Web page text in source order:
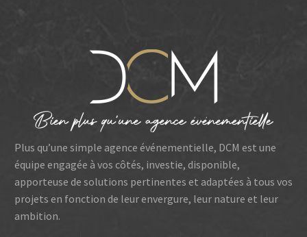
marque et responsabilité
marché. Une exécution
sans faille, saluée par des
retours positifs et une
collaboration humaine
réussie.
Plus qu’une simple agence événementielle, DCM est une
équipe engagée à vos côtés, investie, disponible,
apporteuse de solutions pertinentes et adaptées à tous vos
projets en fonction de leur envergure, leur nature et leur
ambition.